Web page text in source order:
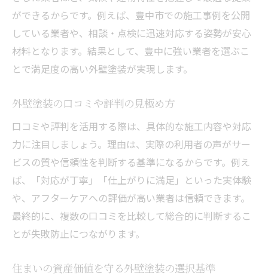
ができるからです。例えば、豊中市での施工事例を公開
している業者や、相談・点検に迅速対応する姿勢が安心
材料となります。結果として、豊中に強い業者を選ぶこ
とで満足度の高い外壁塗装が実現します。
外壁塗装の口コミや評判の見極め方
口コミや評判を活用する際は、具体的な施工内容や対応
力に注目しましょう。理由は、実際の利用者の声がサー
ビスの質や信頼性を判断する基準になるからです。例え
ば、「対応が丁寧」「仕上がりに満足」といった実体験
や、アフターケアへの評価が高い業者は信頼できます。
最終的に、複数の口コミを比較して総合的に判断するこ
とが失敗防止につながります。
住まいの資産価値を守る外壁塗装の選択基準